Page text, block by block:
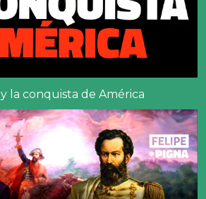
y la conquista de América